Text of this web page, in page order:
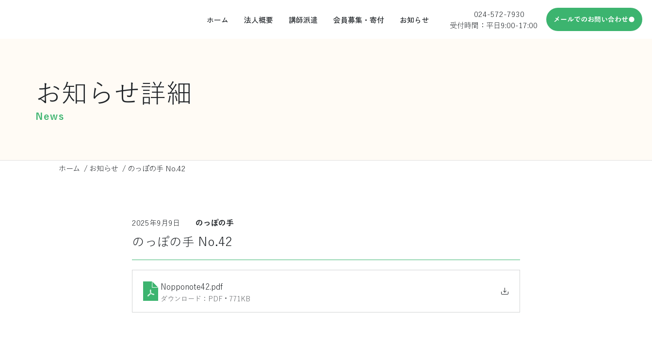
ホーム 法人概要 講師派遣 会員募集・寄付 お知らせ
024-572-7930
受付時間：平日9:00-17:00
メールでのお問い合わせ
お知らせ詳細
News
ホーム / お知らせ / のっぽの手 No.42
2025年9月9日 のっぽの手
のっぽの手 No.42
Nopponote42 .pdf
ダウンロード：PDF • 771KB